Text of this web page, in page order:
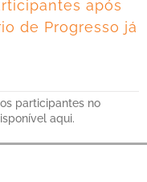
após
de Progresso já
participantes no
aqui.